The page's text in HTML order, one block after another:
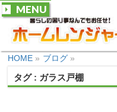
MENU
HOME » ブログ »
タグ : ガラス戸棚